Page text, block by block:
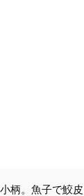
柄。魚子で鮫